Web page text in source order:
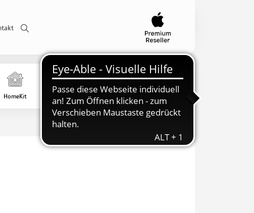
HomeKit Musik